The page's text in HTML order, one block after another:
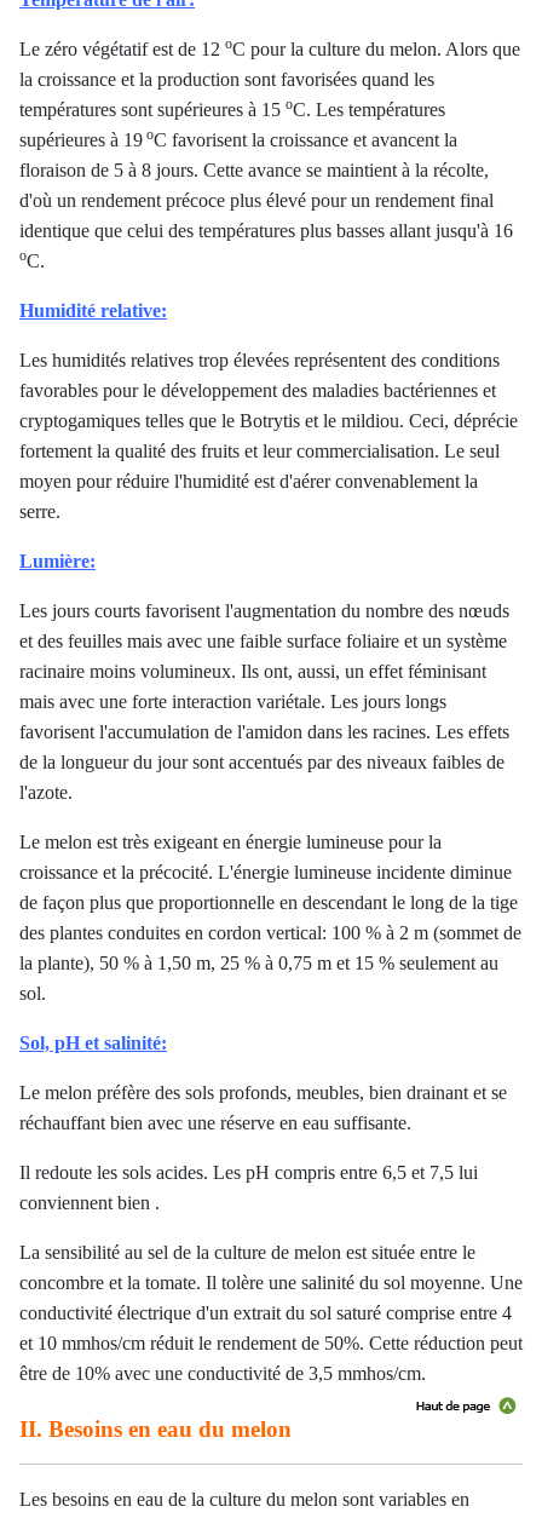
Le zéro végétatif est de 12 oC pour la culture du melon. Alors que
la croissance et la production sont favorisées quand les
températures sont supérieures à 15 oC. Les températures
supérieures à 19 oC favorisent la croissance et avancent la
floraison de 5 à 8 jours. Cette avance se maintient à la récolte,
d'où un rendement précoce plus élevé pour un rendement final
identique que celui des températures plus basses allant jusqu'à 16
oC.
Humidité relative:
Les humidités relatives trop élevées représentent des conditions
favorables pour le développement des maladies bactériennes et
cryptogamiques telles que le Botrytis et le mildiou. Ceci, déprécie
fortement la qualité des fruits et leur commercialisation. Le seul
moyen pour réduire l'humidité est d'aérer convenablement la
serre.
Lumière:
Les jours courts favorisent l'augmentation du nombre des nœuds
et des feuilles mais avec une faible surface foliaire et un système
racinaire moins volumineux. Ils ont, aussi, un effet féminisant
mais avec une forte interaction variétale. Les jours longs
favorisent l'accumulation de l'amidon dans les racines. Les effets
de la longueur du jour sont accentués par des niveaux faibles de
l'azote.
Le melon est très exigeant en énergie lumineuse pour la
croissance et la précocité. L'énergie lumineuse incidente diminue
de façon plus que proportionnelle en descendant le long de la tige
des plantes conduites en cordon vertical: 100 % à 2 m (sommet de
la plante), 50 % à 1,50 m, 25 % à 0,75 m et 15 % seulement au
sol.
Sol, pH et salinité:
Le melon préfère des sols profonds, meubles, bien drainant et se
réchauffant bien avec une réserve en eau suffisante.
Il redoute les sols acides. Les pH compris entre 6,5 et 7,5 lui
conviennent bien .
La sensibilité au sel de la culture de melon est située entre le
concombre et la tomate. Il tolère une salinité du sol moyenne. Une
conductivité électrique d'un extrait du sol saturé comprise entre 4
et 10 mmhos/cm réduit le rendement de 50%. Cette réduction peut
être de 10% avec une conductivité de 3,5 mmhos/cm.
II. Besoins en eau du melon
Les besoins en eau de la culture du melon sont variables en